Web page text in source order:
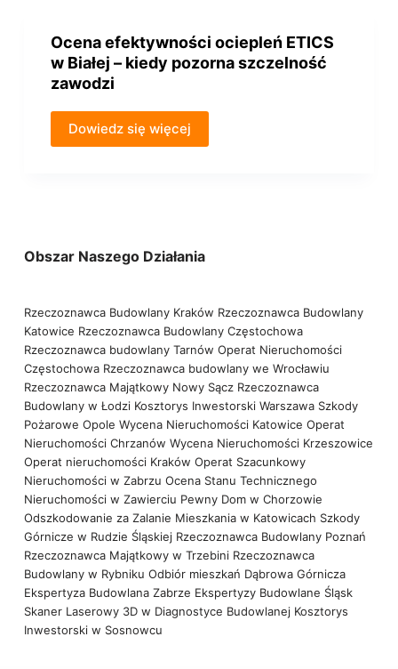
Ocena efektywności ociepleń ETICS
w Białej – kiedy pozorna szczelność
zawodzi
Dowiedz się więcej
Obszar Naszego Działania
Rzeczoznawca Budowlany Kraków Rzeczoznawca Budowlany
Katowice Rzeczoznawca Budowlany Częstochowa
Rzeczoznawca budowlany Tarnów Operat Nieruchomości
Częstochowa Rzeczoznawca budowlany we Wrocławiu
Rzeczoznawca Majątkowy Nowy Sącz Rzeczoznawca
Budowlany w Łodzi Kosztorys Inwestorski Warszawa Szkody
Pożarowe Opole Wycena Nieruchomości Katowice Operat
Nieruchomości Chrzanów Wycena Nieruchomości Krzeszowice
Operat nieruchomości Kraków Operat Szacunkowy
Nieruchomości w Zabrzu Ocena Stanu Technicznego
Nieruchomości w Zawierciu Pewny Dom w Chorzowie
Odszkodowanie za Zalanie Mieszkania w Katowicach Szkody
Górnicze w Rudzie Śląskiej Rzeczoznawca Budowlany Poznań
Rzeczoznawca Majątkowy w Trzebini Rzeczoznawca
Budowlany w Rybniku Odbiór mieszkań Dąbrowa Górnicza
Ekspertyza Budowlana Zabrze Ekspertyzy Budowlane Śląsk
Skaner Laserowy 3D w Diagnostyce Budowlanej Kosztorys
Inwestorski w Sosnowcu